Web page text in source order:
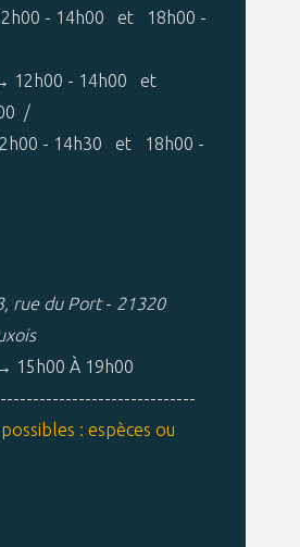
- 14h00 et 18h00 -
12h00 - 14h00 et
/
- 14h30 et 18h00 -
3, rue du Port- 21320
15h00 À 19h00
: espèces ou